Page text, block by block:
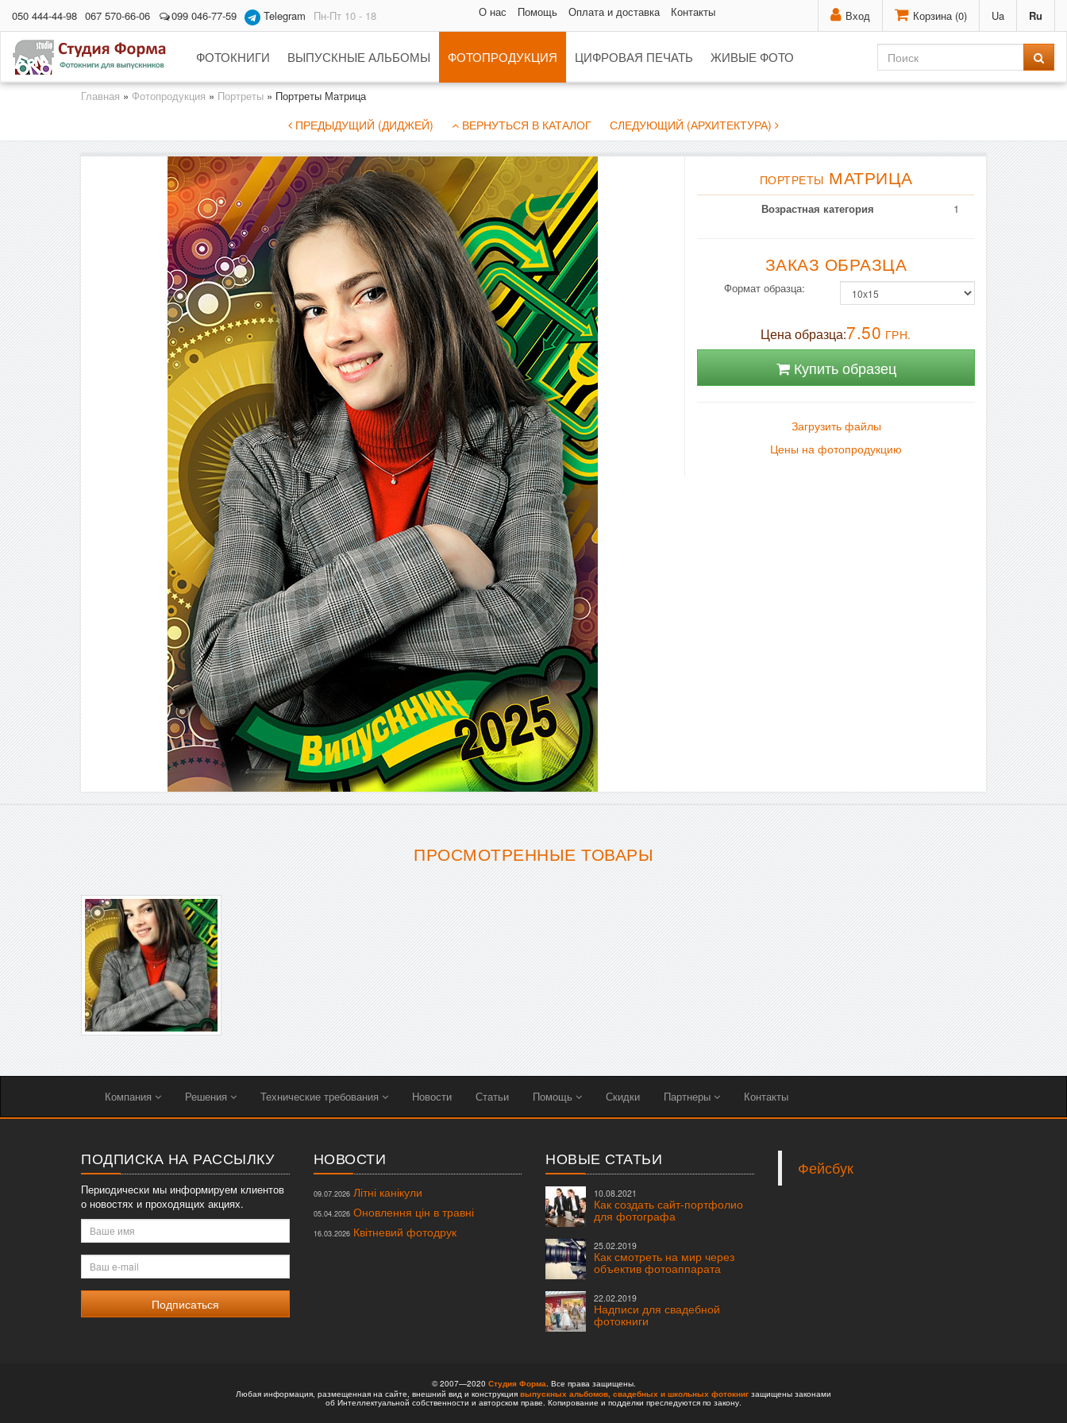
Вход Корзина (0) Ua Ru
050 444-44-98 067 570-66-06 099 046-77-59 Telegram Пн-Пт 10 - 18 О нас Помощь Оплата и доставка Контакты
ФОТОКНИГИ ВЫПУСКНЫЕ АЛЬБОМЫ ФОТОПРОДУКЦИЯ ЦИФРОВАЯ ПЕЧАТЬ ЖИВЫЕ ФОТО
Главная » Фотопродукция » Портреты » Портреты Матрица
ПРЕДЫДУЩИЙ (ДИДЖЕЙ) ВЕРНУТЬСЯ В КАТАЛОГ СЛЕДУЮЩИЙ (АРХИТЕКТУРА)
ПОРТРЕТЫ МАТРИЦА
Возрастная категория 1
ЗАКАЗ ОБРАЗЦА
Формат образца:
Цена образца:7.50 ГРН.
Купить образец
Загрузить файлы
Цены на фотопродукцию
ПРОСМОТРЕННЫЕ ТОВАРЫ
Компания Решения Технические требования Новости Статьи Помощь Скидки Партнеры Контакты
ПОДПИСКА НА РАССЫЛКУ
Периодически мы информируем клиентов
о новостях и проходящих акциях.
Ваше
имя
Ваш
e-
mail
НОВОСТИ
09.07.2026Літні канікули
05.04.2026Оновлення цін в травні
16.03.2026Квітневий фотодрук
НОВЫЕ СТАТЬИ
10.08.2021
Как создать сайт-портфолио
для фотографа
25.02.2019
Как смотреть на мир через
объектив фотоаппарата
22.02.2019
Надписи для свадебной
фотокниги
Фейсбук
© 2007—2020 Студия Форма . Все права защищены.
Любая информация, размещенная на сайте, внешний вид и конструкция выпускных альбомов, свадебных и школьных фотокниг защищены законами
об Интеллектуальной собственности и авторском праве. Копирование и подделки преследуются по закону.